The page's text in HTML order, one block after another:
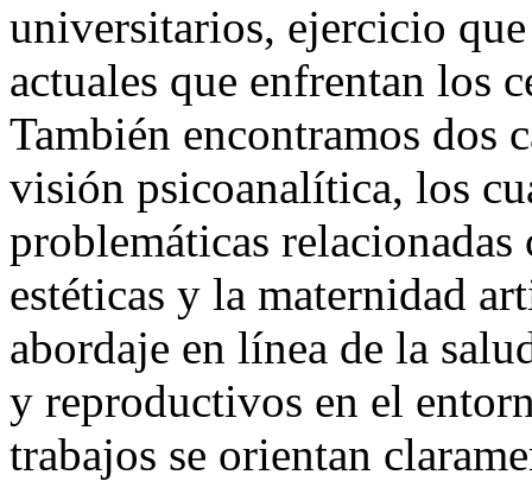
universitarios, ejercicio
actuales que enfrentan los
También encontramos dos
visión psicoanalítica, los
problemáticas
estéticas y la maternidad
abordaje en línea de la
y reproductivos en el
trabajos se orientan